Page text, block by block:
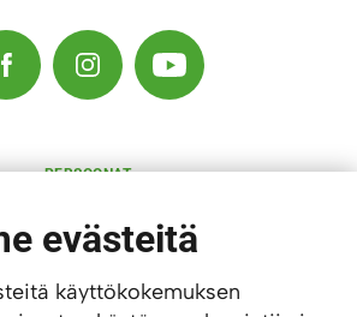
PERSOONAT
MAJOITUS
AKTIVITEETIT
LAPSIPERHEET
evästeitä
käyttökokemuksen